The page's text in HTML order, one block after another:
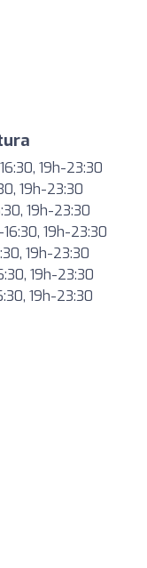
19h-23:30
19h-23:30
19h-23:30
19h-23:30
19h-23:30
19h-23:30
19h-23:30